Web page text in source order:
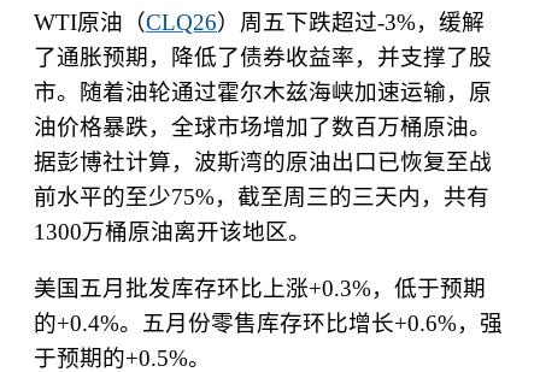
WTI原油（CLQ26）周五下跌超过-3%，缓解
了通胀预期，降低了债券收益率，并支撑了股
市。随着油轮通过霍尔木兹海峡加速运输，原
油价格暴跌，全球市场增加了数百万桶原油。
据彭博社计算，波斯湾的原油出口已恢复至战
前水平的至少75%，截至周三的三天内，共有
1300万桶原油离开该地区。
美国五月批发库存环比上涨+0.3%，低于预期
的+0.4%。五月份零售库存环比增长+0.6%，强
于预期的+0.5%。